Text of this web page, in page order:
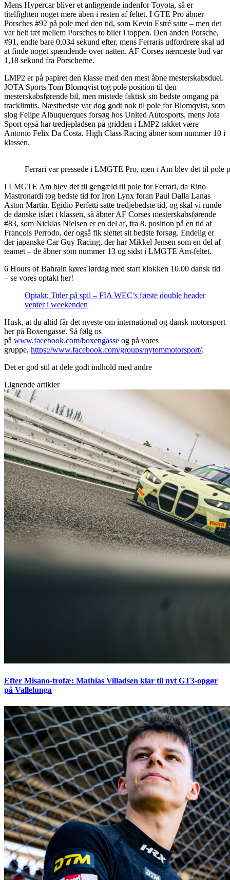
Mens Hypercar bliver et anliggende indenfor Toyota, så er
titelfighten noget mere åben i resten af feltet. I GTE Pro åbner
Porsches #92 på pole med den tid, som Kevin Estré satte – men det
var helt tæt mellem Porsches to biler i toppen. Den anden Porsche,
#91, endte bare 0,034 sekund efter, mens Ferraris udfordrere skal ud
at finde noget spændende over natten. AF Corses nærmeste bud var
1,18 sekund fra Porscherne.
LMP2 er på papiret den klasse med den mest åbne mesterskabsduel.
JOTA Sports Tom Blomqvist tog pole position til den
mesterskabsførende bil, men mistede faktisk sin bedste omgang på
tracklimits. Næstbedste var dog godt nok til pole for Blomqvist, som
slog Felipe Albuquerques forsøg hos United Autosports, mens Jota
Sport også har tredjepladsen på gridden i LMP2 takket være
Antonio Felix Da Costa. High Class Racing åbner som nummer 10 i
klassen.
Ferrari var pressede i LMGTE Pro, men i Am blev det til
I LMGTE Am blev det til gengæld til pole for Ferrari, da Rino
Mastronardi tog bedste tid for Iron Lynx foran Paul Dalla Lanas
Aston Martin. Egidio Perfetti satte tredjebedste tid, og skal vi runde
de danske islæt i klassen, så åbner AF Corses mesterskabsførende
#83, som Nicklas Nielsen er en del af, fra 8. position på en tid af
Francois Perrodo, der også fik slettet sit bedste forsøg. Endelig er
der japanske Car Guy Racing, der har Mikkel Jensen som en del af
teamet – de åbner som nummer 13 og sidst i LMGTE Am-feltet.
6 Hours of Bahrain køres lørdag med start klokken 10.00 dansk tid
– se vores optakt her!
Optakt: Titler på spil – FIA WEC’s første double header
venter i weekenden
Husk, at du altid får det nyeste om international og dansk motorsport
her på Boxengasse. Så følg os
på www.facebook.com/boxengasse og på vores
gruppe, https://www.facebook.com/groups/nytommotorsport/.
Det er god stil at dele godt indhold med andre
Lignende artikler
Efter Misano-trofæ: Mathias Villadsen klar til nyt GT3-opgør
på Vallelunga